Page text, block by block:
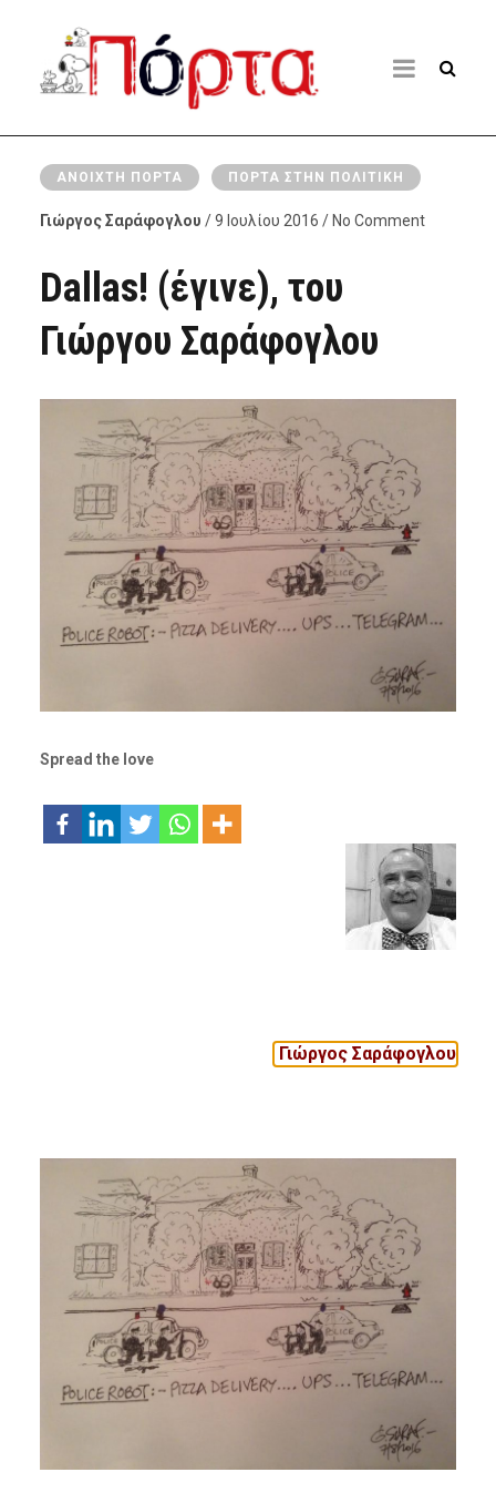
ΑΝΟΙΧΤΉ ΠΌΡΤΑ ΠΌΡΤΑ ΣΤΗΝ ΠΟΛΙΤΙΚΉ
Γιώργος Σαράφογλου / 9 Ιουλίου 2016 / No Comment
Dallas! (έγινε), του
Γιώργου Σαράφογλου
Spread the love
Γιώργος Σαράφογλου